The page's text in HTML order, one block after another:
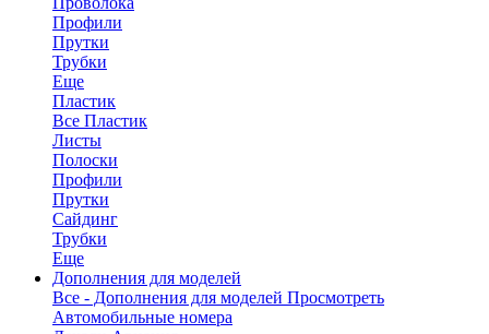
Профили
Прутки
Трубки
Еще
Пластик
Все Пластик
Листы
Полоски
Профили
Прутки
Сайдинг
Трубки
Еще
Дополнения для моделей
Все - Дополнения для моделей Просмотреть
Автомобильные номера